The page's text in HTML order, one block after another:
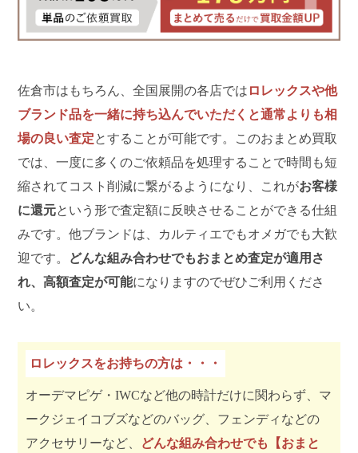
佐倉市はもちろん、全国展開の各店では ロレックスや他
ブランド品を一緒に持ち込んでいただくと通常よりも相
場の良い査定とすることが可能です。このおまとめ買取
では、一度に多くのご依頼品を処理することで時間も短
縮されてコスト削減に繋がるようになり、これがお客様
に還元という形で査定額に反映させることができる仕組
みです。他ブランドは、カルティエでもオメガでも大歓
迎です。 どんな組み合わせでもおまとめ査定が適用さ
れ、高額査定が可能になりますのでぜひご利用くださ
い。
ロレックスをお持ちの方は・・・
オーデマピゲ・IWCなど他の時計だけに関わらず、マ
ークジェイコブズなどのバッグ、フェンディなどの
アクセサリーなど、 どんな組み合わせでも【おまと